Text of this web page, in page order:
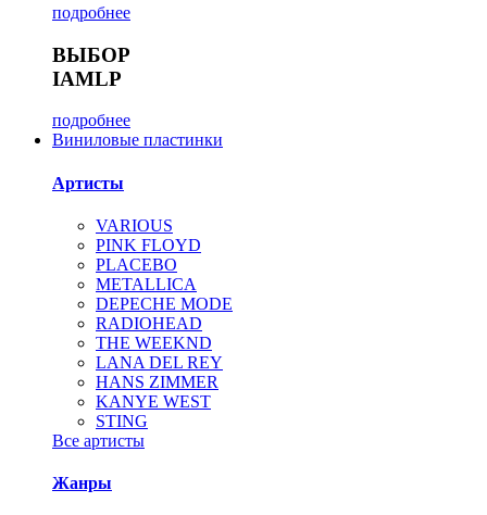
подробнее
ВЫБОР
IAMLP
подробнее
Виниловые пластинки
Артисты
VARIOUS
PINK FLOYD
PLACEBO
METALLICA
DEPECHE MODE
RADIOHEAD
THE WEEKND
LANA DEL REY
HANS ZIMMER
KANYE WEST
STING
Все артисты
Жанры